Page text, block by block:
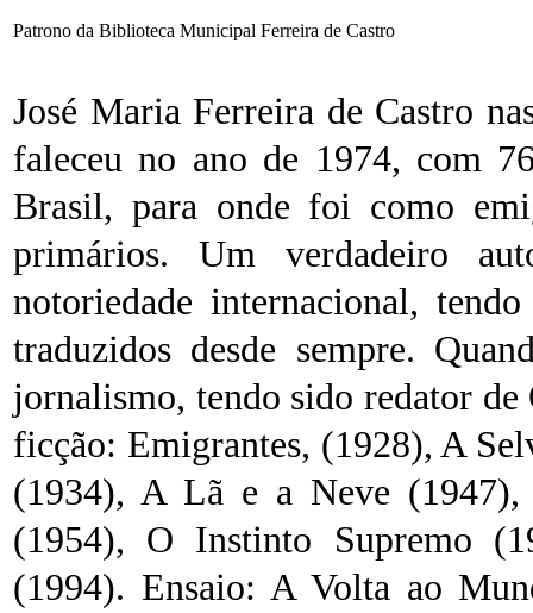
Patrono da Biblioteca Municipal Ferreira de Castro
José Maria Ferreira de Castro
faleceu no ano de 1974, com
Brasil, para onde foi como
primários. Um verdadeiro
notoriedade internacional,
traduzidos desde sempre.
jornalismo, tendo sido redator
ficção: Emigrantes, (1928), A
(1934), A Lã e a Neve
(1954), O Instinto Supremo
(1994). Ensaio: A Volta ao